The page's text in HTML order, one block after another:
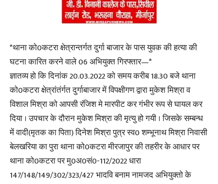
*थाना को0कटरा क्षेत्रान्तर्गत दुर्गा बाजार के पास युवक की हत्या की
घटना कारित करने वाले 06 अभियुक्त गिरफ्तार—*
ज्ञातव्य हो कि दिनांक 20.03.2022 को समय करीब 18.30 बजे थाना
को0कटरा क्षेत्रांतंर्गत दुर्गाबाजार में विपक्षीगण द्वारा मुकेश मिश्रा व
विशाल मिश्रा को आपसी रंजिश मे मारपीट कर गंभीर रूप से घायल कर
दिया । उपचार के दौरान मुकेश मिश्रा की मृत्यु हो गयी । जिसके सम्बन्ध
में वादी(मृतक का पिता) दिनेश मिश्रा पुत्र स्व0 शम्भूनाथ मिश्रा निवासी
बेलखरिया का पुरा थाना को0कटरा मीरजापुर की तहरीर के आधार पर
थाना को0कटरा पर मु0अ0सं0-112/2022 धारा
147/148/149/302/323/427 भादवि बनाम नामजद अभियुक्तो के